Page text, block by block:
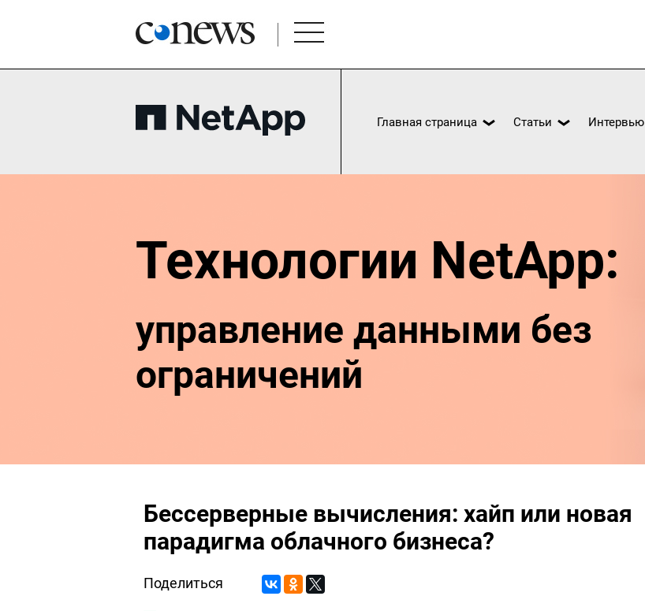
Главная страница Статьи Интервью
Технологии NetApp:
управление данными без
ограничений
Бессерверные вычисления: хайп или новая
парадигма облачного бизнеса?
Поделиться